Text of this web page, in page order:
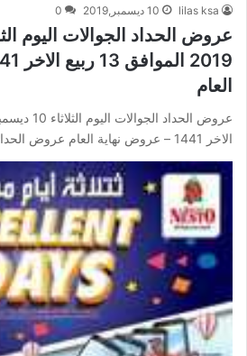
lilas ksa 10 ديسمبر,2019 0
العام
الاخر 1441 – عروض نهاية العام عروض الحداد الجوالات…